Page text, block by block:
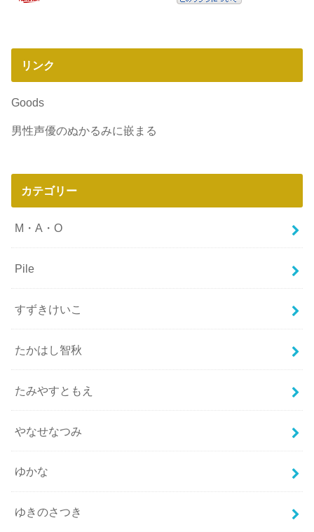
リンク
Goods
男性声優のぬかるみに嵌まる
カテゴリー
M・A・O
Pile
すずきけいこ
たかはし智秋
たみやすともえ
やなせなつみ
ゆかな
ゆきのさつき